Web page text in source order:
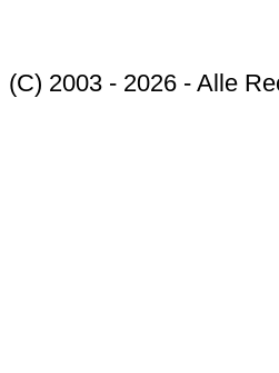
(C) 2003 - 2026 - Alle